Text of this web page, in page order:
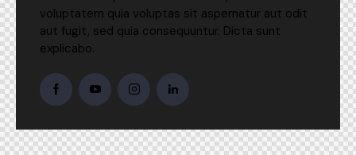
voluptatem quia voluptas sit aspernatur aut odit
aut fugit, sed quia consequuntur. Dicta sunt
explicabo.